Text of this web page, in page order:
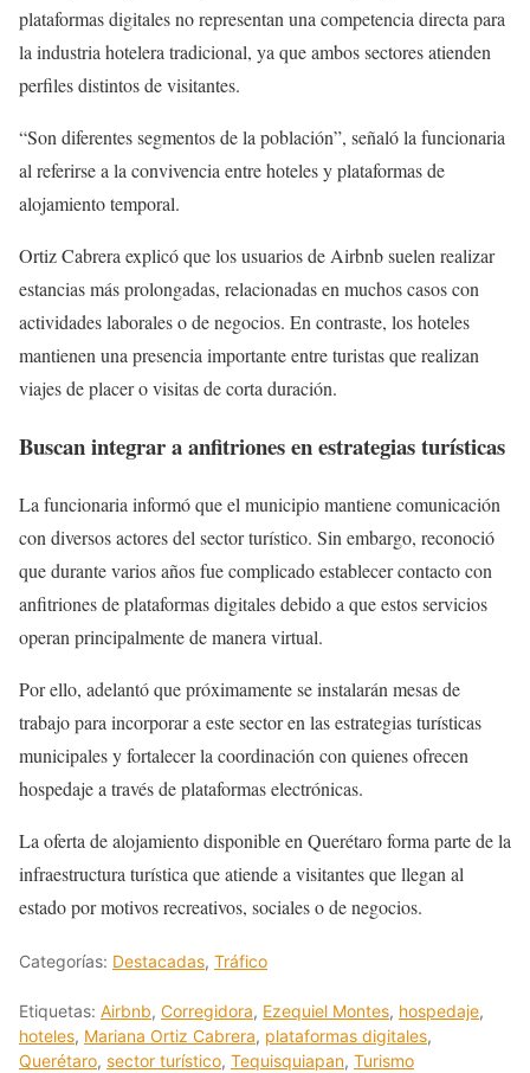
plataformas digitales no representan una competencia directa para
la industria hotelera tradicional, ya que ambos sectores atienden
perfiles distintos de visitantes.
“Son diferentes segmentos de la población”, señaló la funcionaria
al referirse a la convivencia entre hoteles y plataformas de
alojamiento temporal.
Ortiz Cabrera explicó que los usuarios de Airbnb suelen realizar
estancias más prolongadas, relacionadas en muchos casos con
actividades laborales o de negocios. En contraste, los hoteles
mantienen una presencia importante entre turistas que realizan
viajes de placer o visitas de corta duración.
Buscan integrar a anfitriones en estrategias turísticas
La funcionaria informó que el municipio mantiene comunicación
con diversos actores del sector turístico. Sin embargo, reconoció
que durante varios años fue complicado establecer contacto con
anfitriones de plataformas digitales debido a que estos servicios
operan principalmente de manera virtual.
Por ello, adelantó que próximamente se instalarán mesas de
trabajo para incorporar a este sector en las estrategias turísticas
municipales y fortalecer la coordinación con quienes ofrecen
hospedaje a través de plataformas electrónicas.
La oferta de alojamiento disponible en Querétaro forma parte de la
infraestructura turística que atiende a visitantes que llegan al
estado por motivos recreativos, sociales o de negocios.
Categorías: Destacadas, Tráfico
Etiquetas: Airbnb, Corregidora, Ezequiel Montes, hospedaje,
hoteles, Mariana Ortiz Cabrera, plataformas digitales,
Querétaro, sector turístico, Tequisquiapan, Turismo